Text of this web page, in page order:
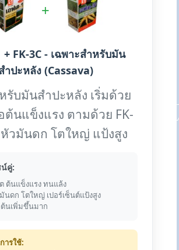
+
+ FK-3C - เฉพาะสำหรับมัน
ำปะหลัง (Cassava)
รับมันสำปะหลัง เริ่มด้วย
ต้นแข็งแรง ตามด้วย FK-
หัวมันดก โตใหญ่ แป้งสูง
น์คู่:
ต ต้นแข็งแรง ทนแล้ง
มันดก โตใหญ่ เปอร์เซ็นต์แป้งสูง
นเพิ่มขึ้นมาก
ารใช้: